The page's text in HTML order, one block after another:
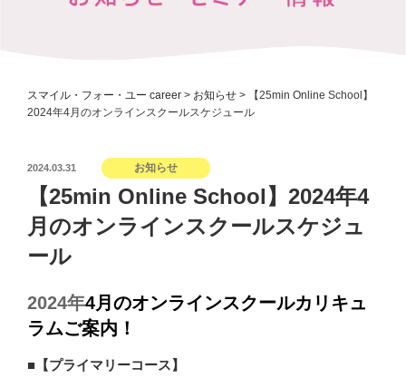
スマイル・フォー・ユー career > お知らせ >
【25min Online School】
2024年4月のオンラインスクールスケジュール
投
2024.03.31 お知らせ
【25min Online School】2024年4
月のオンラインスクールスケジュ
ール
2024年4月のオンラインスクールカリキュ
ラムご案内！
■【プライマリーコース】